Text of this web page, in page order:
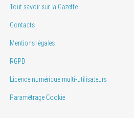
Tout savoir sur la Gazette
Contacts
Mentions légales
RGPD
Licence numérique multi-utilisateurs
Paramétrage Cookie